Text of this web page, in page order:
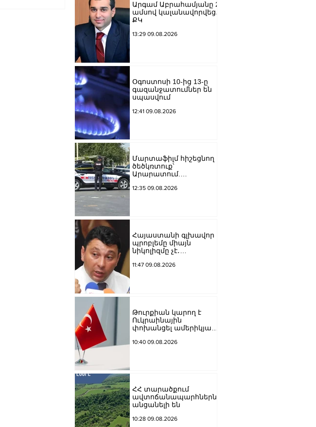
Արգամ Աբրահամյանը 2
ամսով կալանավորվեց․
ՔԿ
13:29 09.08.2026
Օգոստոսի 10-ից 13-ը
գազանջատումներ են
սպասվում
12:41 09.08.2026
Մարտաֆիլմ հիշեցնող
ծեծկռտուք՝
Արարատում.
ից ավելի վիրավորներ.
12:35 09.08.2026
Հայաստանի գլխավոր
պրոբլեմը միայն
նիկոլիզմը չէ․
11:47 09.08.2026
Թուրքիան կարող է
Ուկրաինային
փոխանցել ամերիկյան
հայտնի են քանակները
10:40 09.08.2026
ՀՀ տարածքում
ավտոճանապարհներն
անցանելի են
10:28 09.08.2026